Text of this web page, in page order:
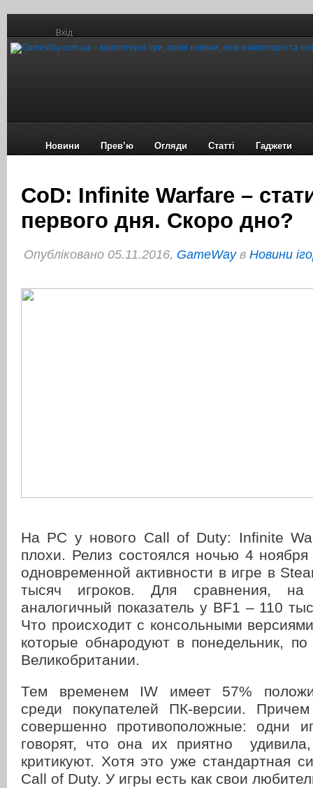
Вхід
Новини Прев’ю Огляди Статті Гаджети
CoD: Infinite Warfare –
первого дня. Скоро дно?
Опубліковано 05.11.2016, GameWayв Новини
На PC у нового Call of Duty: Infinite
плохи. Релиз состоялся ночью 4
одновременной активности в игре в
тысяч игроков. Для сравнения,
аналогичный показатель у BF1 – 110
Что происходит с консольными
которые обнародуют в понедельник,
Великобритании.
Тем временем IW имеет 57%
среди покупателей ПК-версии.
совершенно противоположные: одни
говорят, что она их приятно
критикуют. Хотя это уже стандартная
Call of Duty. У игры есть как свои